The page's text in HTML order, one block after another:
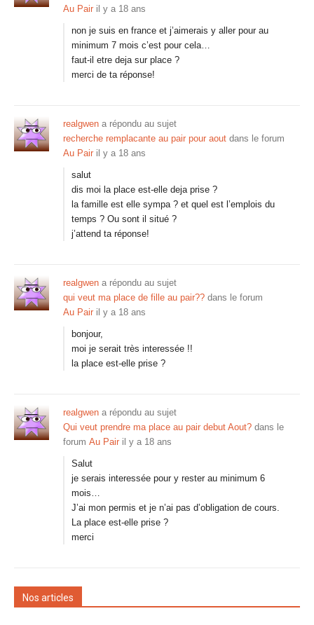
Au Pair il y a 18 ans
non je suis en france et j’aimerais y aller pour au
minimum 7 mois c’est pour cela…
faut-il etre deja sur place ?
merci de ta réponse!
realgwen a répondu au sujet
recherche remplacante au pair pour aout dans le forum
Au Pair il y a 18 ans
salut
dis moi la place est-elle deja prise ?
la famille est elle sympa ? et quel est l’emplois du
temps ? Ou sont il situé ?
j’attend ta réponse!
realgwen a répondu au sujet
qui veut ma place de fille au pair?? dans le forum
Au Pair il y a 18 ans
bonjour,
moi je serait très interessée !!
la place est-elle prise ?
realgwen a répondu au sujet
Qui veut prendre ma place au pair debut Aout? dans le
forum Au Pair il y a 18 ans
Salut
je serais interessée pour y rester au minimum 6
mois…
J’ai mon permis et je n’ai pas d’obligation de cours.
La place est-elle prise ?
merci
Nos articles